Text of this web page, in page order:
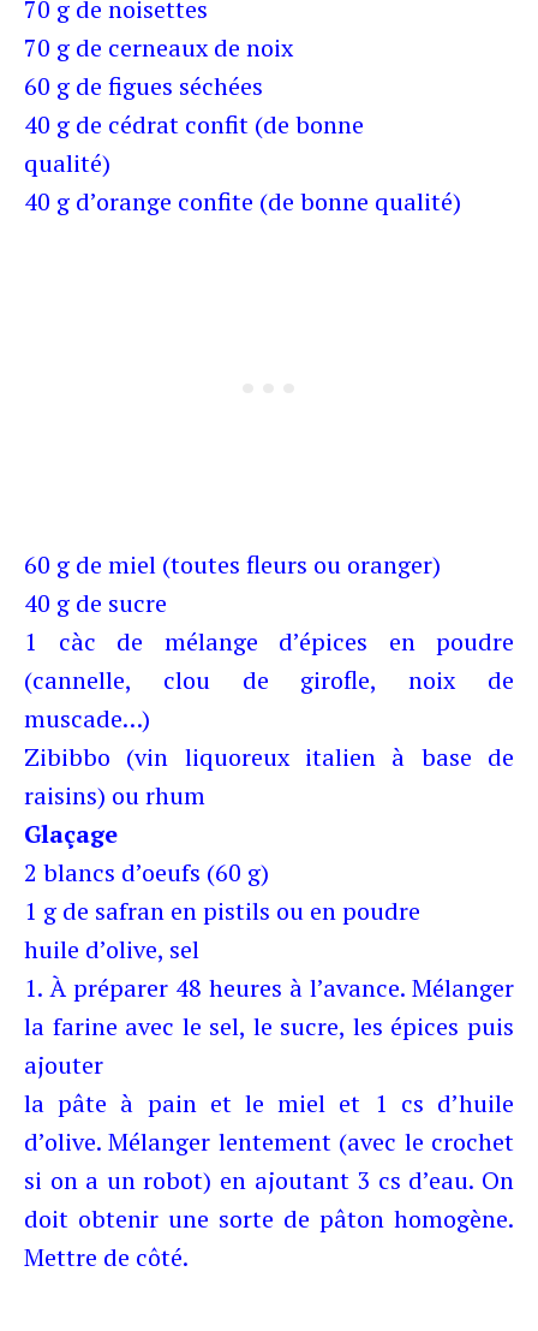
70 g de noisettes
70 g de cerneaux de noix
60 g de figues séchées
40 g de cédrat confit (de bonne
qualité)
40 g d’orange confite (de bonne qualité)
60 g de miel (toutes fleurs ou oranger)
40 g de sucre
1 càc de mélange d’épices en poudre
(cannelle, clou de girofle, noix de
muscade…)
Zibibbo (vin liquoreux italien à base de
raisins) ou rhum
Glaçage
2 blancs d’oeufs (60 g)
1 g de safran en pistils ou en poudre
huile d’olive, sel
1. À préparer 48 heures à l’avance. Mélanger
la farine avec le sel, le sucre, les épices puis
ajouter
la pâte à pain et le miel et 1 cs d’huile
d’olive. Mélanger lentement (avec le crochet
si on a un robot) en ajoutant 3 cs d’eau. On
doit obtenir une sorte de pâton homogène.
Mettre de côté.